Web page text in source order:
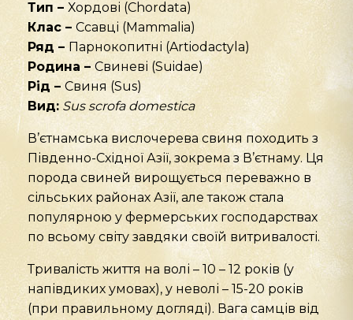
Тип – Хордові (Chordata)
Клас – Ссавці (Mammalia)
Ряд – Парнокопитні (Artiodactyla)
Родина – Свиневі (Suidae)
Рід – Свиня (Sus)
Вид: Sus scrofa domestica
В’єтнамська вислочерева свиня походить з
Південно-Східної Азії, зокрема з В’єтнаму. Ця
порода свиней вирощується переважно в
сільських районах Азії, але також стала
популярною у фермерських господарствах
по всьому світу завдяки своїй витривалості.
Тривалість життя на волі – 10 – 12 років (у
напівдиких умовах), у неволі – 15-20 років
(при правильному догляді). Вага самців від